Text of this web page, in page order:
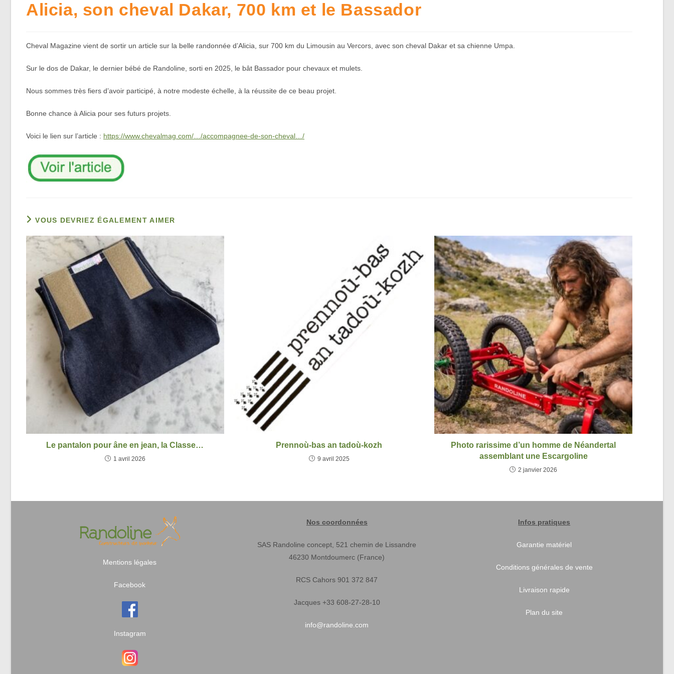
Alicia, son cheval Dakar, 700 km et le Bassador
Cheval Magazine vient de sortir un article sur la belle randonnée d’Alicia, sur 700 km du Limousin au Vercors, avec son cheval Dakar et sa chienne Umpa.
Sur le dos de Dakar, le dernier bébé de Randoline, sorti en 2025, le bât Bassador pour chevaux et mulets.
Nous sommes très fiers d’avoir participé, à notre modeste échelle, à la réussite de ce beau projet.
Bonne chance à Alicia pour ses futurs projets.
Voici le lien sur l’article : https://www.chevalmag.com/…/accompagnee-de-son-cheval…/
VOUS DEVRIEZ ÉGALEMENT AIMER
Le pantalon pour âne en jean, la Classe…
1 avril 2026
Prennoù-bas an tadoù-kozh
9 avril 2025
Photo rarissime d’un homme de Néandertal
assemblant une Escargoline
2 janvier 2026
Mentions légales
Facebook
Instagram
Nos coordonnées
SAS Randoline concept, 521 chemin de Lissandre
46230 Montdoumerc (France)
RCS Cahors 901 372 847
Jacques +33 608-27-28-10
info@randoline.com
Infos pratiques
Garantie matériel
Conditions générales de vente
Livraison rapide
Plan du site